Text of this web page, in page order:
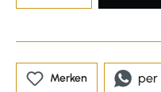
Merken per